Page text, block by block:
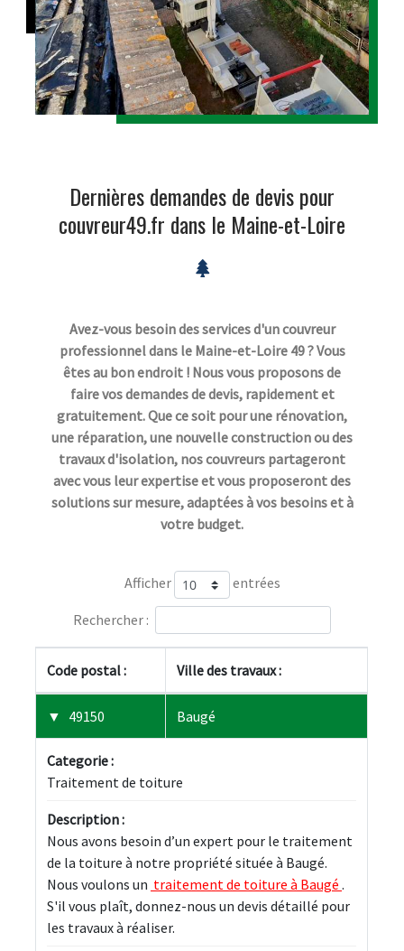
Dernières demandes de devis pour
couvreur49.fr dans le Maine-et-Loire
Avez-vous besoin des services d'un couvreur
professionnel dans le Maine-et-Loire 49 ? Vous
êtes au bon endroit ! Nous vous proposons de
faire vos demandes de devis, rapidement et
gratuitement. Que ce soit pour une rénovation,
une réparation, une nouvelle construction ou des
travaux d'isolation, nos couvreurs partageront
avec vous leur expertise et vous proposeront des
solutions sur mesure, adaptées à vos besoins et à
votre budget.
Afficher entrées
Rechercher :
Code postal : Ville des travaux :
49150 Baugé
Categorie :
Traitement de toiture
Description :
Nous avons besoin d’un expert pour le traitement
de la toiture à notre propriété située à Baugé.
Nous voulons un traitement de toiture à Baugé .
S'il vous plaît, donnez-nous un devis détaillé pour
les travaux à réaliser.